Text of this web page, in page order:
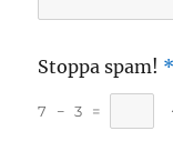
Stoppa spam! *
7 − 3 =